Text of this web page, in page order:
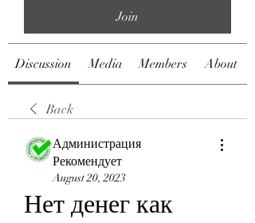
Join
Discussion Media Members About
Back
Администрация
Рекомендует
August 20, 2023
Нет денег как